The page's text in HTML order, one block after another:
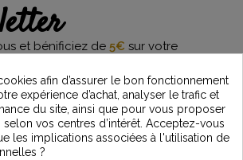
et bénificiez de 5€ sur votre
des dernières nouveautés
abonnant à notre newsletter, vous reconnaissez avoir pris
afin d’assurer le bon fonctionnement
expérience d’achat, analyser le trafic et
du site, ainsi que pour vous proposer
vos centres d’intérêt. Acceptez-vous
les implications associées à l'utilisation de
?